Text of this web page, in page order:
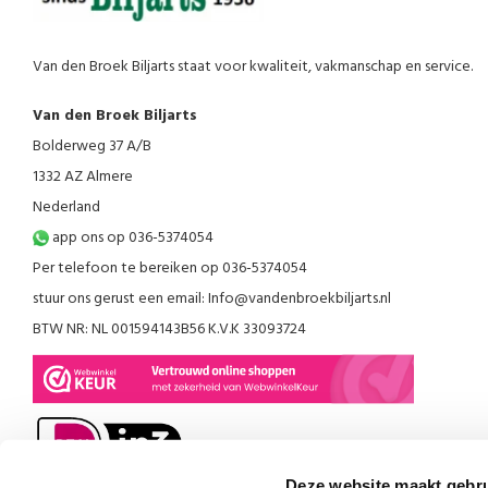
Van den Broek Biljarts staat voor kwaliteit, vakmanschap en service.
Van den Broek Biljarts
Bolderweg 37 A/B
1332 AZ Almere
Nederland
app ons op 036-5374054
Per telefoon te bereiken op 036-5374054
stuur ons gerust een email:Info@vandenbroekbiljarts.nl
BTW NR: NL 001594143B56 K.V.K 33093724